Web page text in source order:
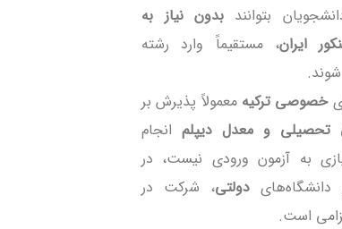
بتوانند بدون نیاز به
ایران، مستقیماً وارد رشته
خصوصی ترکیه معمولاً پذیرش بر
تحصیلی و معدل دیپلمانجام
به آزمون ورودی نیست، در
دانشگاه‌هایدولتی، شرکت در
است.